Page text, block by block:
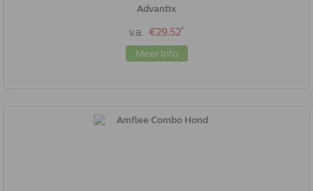
Advantix
v.a. €29.52*
Meer Info